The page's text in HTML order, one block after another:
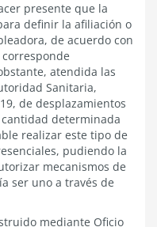
presente que la
definir la afiliación o
de acuerdo con
atendida las
Sanitaria,
de desplazamientos
determinada
realizar este tipo de
pudiendo la
mecanismos de
ser uno a través de
mediante Oficio